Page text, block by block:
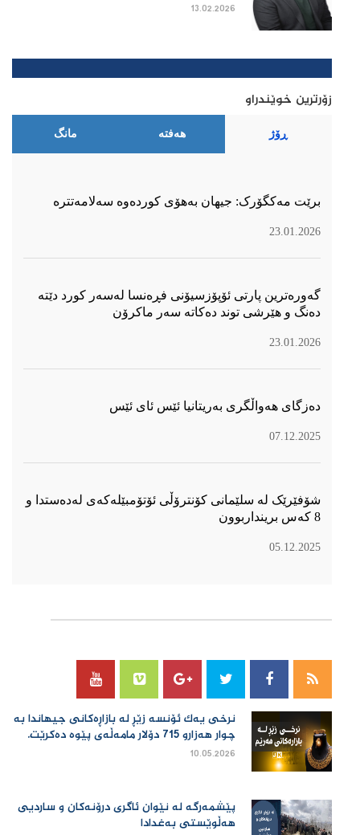
13.02.2026
زۆرترین خوێندراو
ڕۆژ هەفتە مانگ
برێت مەکگۆرک: جیهان بەهۆی کوردەوە سەلامەتترە
23.01.2026
گەورەترین پارتی ئۆپۆزسیۆنی فڕەنسا لەسەر كورد دێتە
دەنگ و هێرشی توند دەكاتە سەر ماكرۆن
23.01.2026
دەزگای هەواڵگری بەریتانیا ئێس ئای ئێس
07.12.2025
شۆفێرێک لە سلێمانی کۆنترۆڵی ئۆتۆمبێلەکەی لەدەستدا و
8 کەس برینداربوون
05.12.2025
نرخی یەك ئۆنسە زێڕ لە بازاڕەكانی جیهاندا بە
چوار هەزارو 715 دۆلار مامەڵەی پێوە دەكرێت.
10.05.2026
پێشمەرگە لە نێوان ئاگری درۆنەکان و ساردیی
هەڵوێستی بەغدادا